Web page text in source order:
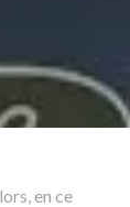
en ce